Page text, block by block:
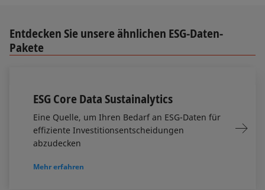
Entdecken Sie unsere ähnlichen ESG-Daten-
Pakete
ESG Core Data Sustainalytics
Eine Quelle, um Ihren Bedarf an ESG-Daten für
effiziente Investitionsentscheidungen
abzudecken
Mehr erfahren